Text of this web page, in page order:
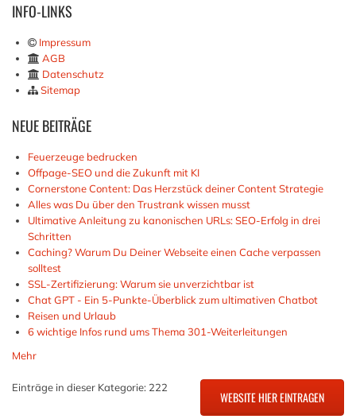
INFO-LINKS
Impressum
AGB
Datenschutz
Sitemap
NEUEBEITRÄGE
Feuerzeuge bedrucken
Offpage-SEO und die Zukunft mit KI
Cornerstone Content: Das Herzstück deiner Content Strategie
Alles was Du über den Trustrank wissen musst
Ultimative Anleitung zu kanonischen URLs: SEO-Erfolg in drei
Schritten
Caching? Warum Du Deiner Webseite einen Cache verpassen
solltest
SSL-Zertifizierung: Warum sie unverzichtbar ist
Chat GPT - Ein 5-Punkte-Überblick zum ultimativen Chatbot
Reisen und Urlaub
6 wichtige Infos rund ums Thema 301-Weiterleitungen
Mehr
Einträge in dieser Kategorie: 222